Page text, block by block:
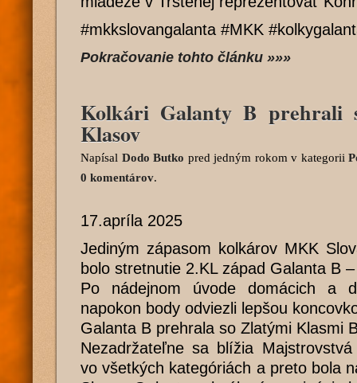
#mkkslovangalanta #MKK
Pokračovanie tohto článku »»»
Kolkári Galanty B prehrali
Klasov
Napísal Dodo Butko pred jedným rokom v kategorii
0 komentárov.
17.apríla 2025
Jediným zápasom kolkárov MKK
bolo stretnutie 2.KL západ Galanta B
Po nádejnom úvode domácich a
napokon body odviezli lepšou
Galanta B prehrala so Zlatými Klasmi
Nezadržateľne sa blížia
vo všetkých kategóriách a preto bola